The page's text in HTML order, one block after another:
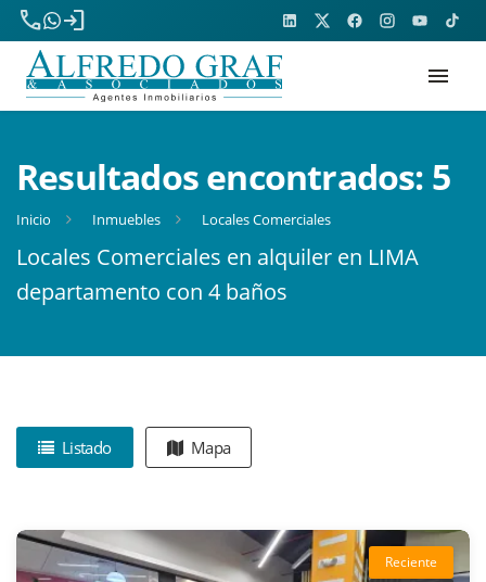
phone
login
menu
Resultados encontrados: 5
Inicio Inmuebles Locales Comerciales
Locales Comerciales en alquiler en LIMA
departamento con 4 baños
Listado Mapa
Reciente